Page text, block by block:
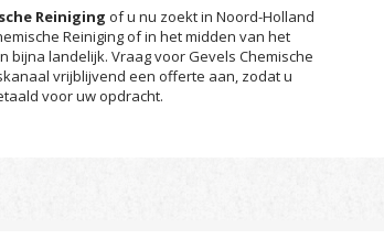
Reiniging of u nu zoekt in Noord-Holland
Reinigingof in het midden van het
bijna landelijk. Vraag voorGevels Chemische
vrijblijvend een offerte aan, zodat u
voor uw opdracht.